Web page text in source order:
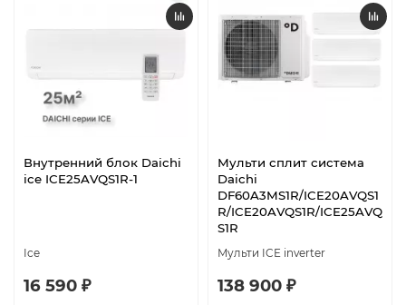
Внутренний блок Daichi
ice ICE25AVQS1R-1
Ice
16 590 ₽
Мульти сплит система
Daichi
DF60A3MS1R/ICE20AVQS1
R/ICE20AVQS1R/ICE25AVQ
S1R
Мульти ICE inverter
138 900 ₽